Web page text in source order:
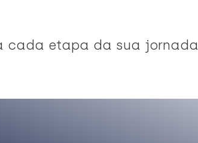
cada etapa da sua jornada